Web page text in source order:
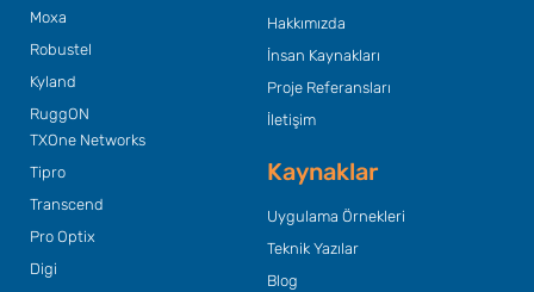
Moxa
Robustel
Kyland
RuggON
TXOne Networks
Tipro
Transcend
Pro Optix
Digi
Hakkımızda
İnsan Kaynakları
Proje Referansları
İletişim
Kaynaklar
Uygulama Örnekleri
Teknik Yazılar
Blog